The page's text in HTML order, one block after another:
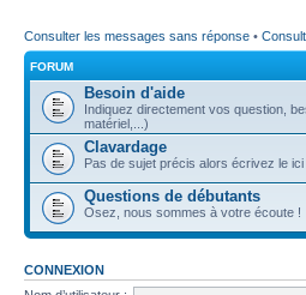
Consulter les messages sans réponse •
FORUM
Besoin d'aide
Indiquez directement vos question,
matériel,...)
Clavardage
Pas de sujet précis alors écrivez le ici
Questions de débutants
Osez, nous sommes à votre écoute !
CONNEXION